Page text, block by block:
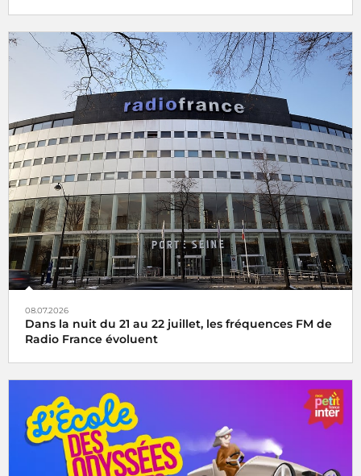
08.07.2026
Dans la nuit du 21 au 22 juillet, les fréquences FM de
Radio France évoluent